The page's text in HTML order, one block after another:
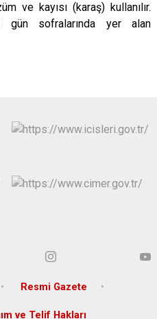
ve kayısı (karaş) kullanılır.
gün sofralarında yer alan
Resmi Gazete
ve Telif Hakları